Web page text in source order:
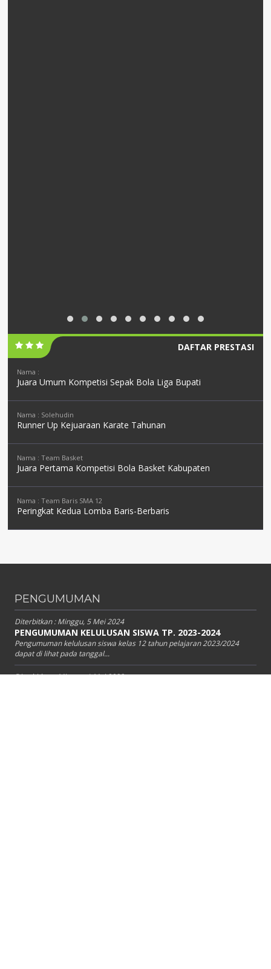
DAFTAR PRESTASI
Nama :
Juara Umum Kompetisi Sepak Bola Liga Bupati
Nama : Solehudin
Runner Up Kejuaraan Karate Tahunan
Nama : Team Basket
Juara Pertama Kompetisi Bola Basket Kabupaten
Nama : Team Baris SMA 12
Peringkat Kedua Lomba Baris-Berbaris
PENGUMUMAN
Diterbitkan :Minggu, 5 Mei 2024
PENGUMUMAN KELULUSAN SISWA TP. 2023-2024
Pengumuman kelulusan siswa kelas 12 tahun pelajaran 2023/2024
dapat di lihat pada tanggal...
Diterbitkan :Minggu, 1 Mei 2022